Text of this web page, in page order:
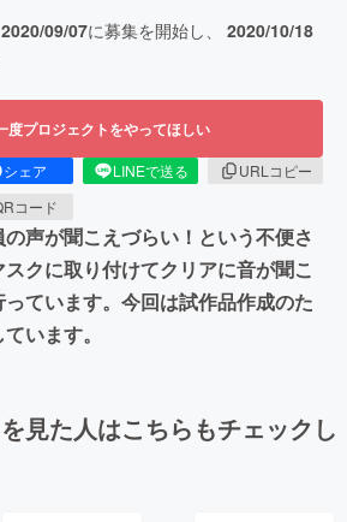
2020/09/07に募集を開始し、 2020/10/18
度プロジェクトをやってほしい
シェア LINEで送る
URLコピー
コード
声が聞こえづらい！という不便さ
クに取り付けてクリアに音が聞こ
ています。今回は試作品作成のた
います。
見た人はこちらもチェックし